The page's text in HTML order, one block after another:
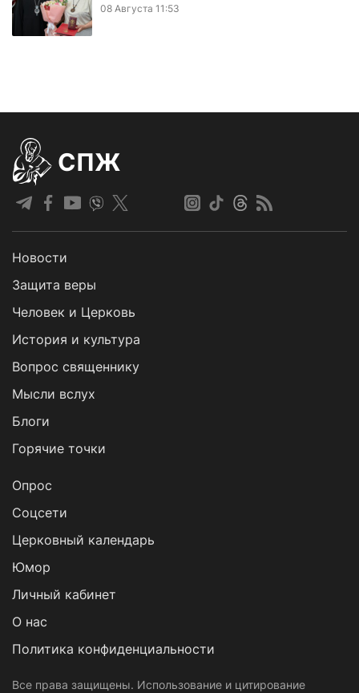
08 Августа 11:53
СПЖ
Новости
Защита веры
Человек и Церковь
История и культура
Вопрос священнику
Мысли вслух
Блоги
Горячие точки
Опрос
Cоцсети
Церковный календарь
Юмор
Личный кабинет
О нас
Политика конфиденциальности
Все права защищены. Использование и цитирование